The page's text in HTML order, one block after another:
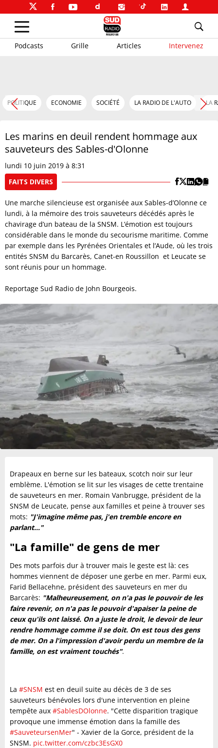
Podcasts Grille Articles Intervenez
POLITIQUE ECONOMIE SOCIÉTÉ LA RADIO DE L'AUTO LA
Les marins en deuil rendent hommage aux
sauveteurs des Sables-d'Olonne
lundi 10 juin 2019 à 8:31
FAITS DIVERS
Une marche silencieuse est organisée aux Sables-d’Olonne ce
lundi, à la mémoire des trois sauveteurs décédés après le
chavirage d’un bateau de la SNSM. L’émotion est toujours
considérable dans le monde du secourisme maritime. Comme
par exemple dans les Pyrénées Orientales et l’Aude, où les trois
entités SNSM du Barcarès, Canet-en Roussillon et Leucate se
sont réunis pour un hommage.
Reportage Sud Radio de John Bourgeois.
Drapeaux en berne sur les bateaux, scotch noir sur leur
emblème. L'émotion se lit sur les visages de cette trentaine
de sauveteurs en mer. Romain Vanbrugge, président de la
SNSM de Leucate, pense aux familles et peine à trouver ses
mots: "J'imagine même pas, j'en tremble encore en
parlant..."
"La famille" de gens de mer
Des mots parfois dur à trouver mais le geste est là: ces
hommes viennent de déposer une gerbe en mer. Parmi eux,
Farid Bellacehne, président des sauveteurs en mer du
Barcarès: "Malheureusement, on n'a pas le pouvoir de les
faire revenir, on n'a pas le pouvoir d'apaiser la peine de
ceux qu'ils ont laissé. On a juste le droit, le devoir de leur
rendre hommage comme il se doit. On est tous des gens
de mer. On a l'impression d'avoir perdu un membre de la
famille, on est vraiment touchés".
La #SNSM est en deuil suite au décès de 3 de ses
sauveteurs bénévoles lors d'une intervention en pleine
tempête aux #SablesDOlonne. "Cette disparition tragique
provoque une immense émotion dans la famille des
#SauveteursenMer" - Xavier de la Gorce, président de la
SNSM. pic.twitter.com/czbc3EsGX0